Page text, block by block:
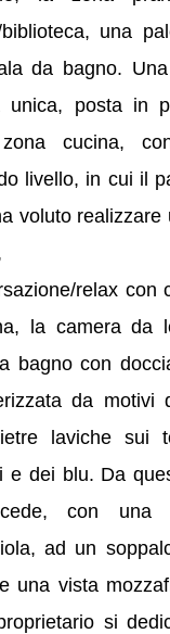
biblioteca, una
da bagno.
unica, posta in
cucina,
livello, in cui il
voluto realizzare
relax con
la camera da
bagno con
da motivi
laviche sui
e dei blu. Da
con una
ad un
una vista
si